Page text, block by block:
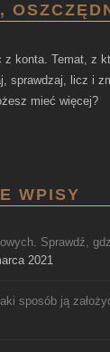
z konta. Temat, z
sprawdzaj, licz i
mieć więcej?
WPISY
Sprawdź,
2021
sposób ją